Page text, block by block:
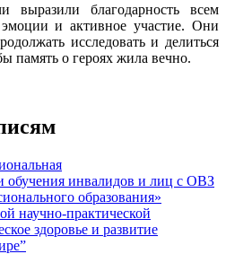
выразили благодарность всем
и активное участие. Они
исследовать и делиться
память о героях жила вечно.
обучения инвалидов и лиц с ОВЗ
образования»
научно-практической
здоровье и развитие